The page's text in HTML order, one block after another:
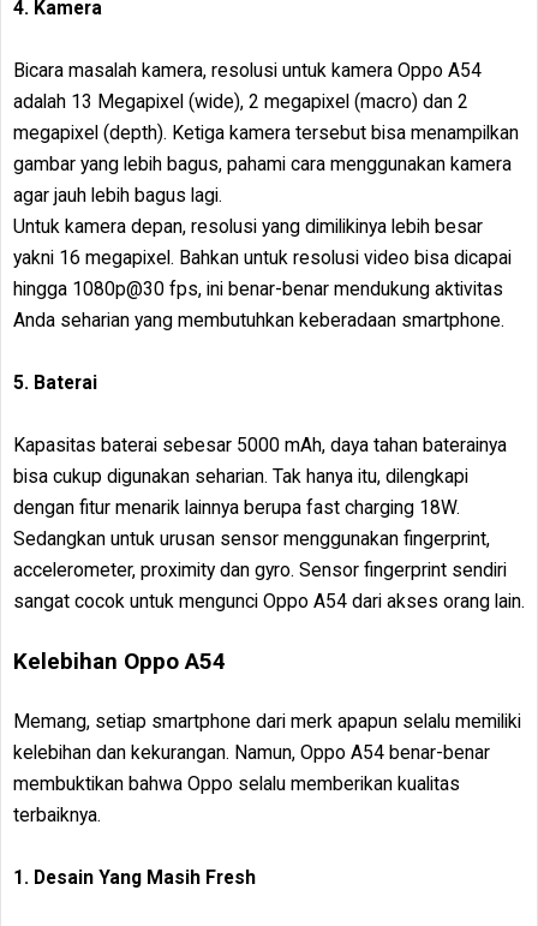
4. Kamera
Bicara masalah kamera, resolusi untuk kamera Oppo A54
adalah 13 Megapixel (wide), 2 megapixel (macro) dan 2
megapixel (depth). Ketiga kamera tersebut bisa menampilkan
gambar yang lebih bagus, pahami cara menggunakan kamera
agar jauh lebih bagus lagi.
Untuk kamera depan, resolusi yang dimilikinya lebih besar
yakni 16 megapixel. Bahkan untuk resolusi video bisa dicapai
hingga 1080p@30 fps, ini benar-benar mendukung aktivitas
Anda seharian yang membutuhkan keberadaan smartphone.
5. Baterai
Kapasitas baterai sebesar 5000 mAh, daya tahan baterainya
bisa cukup digunakan seharian. Tak hanya itu, dilengkapi
dengan fitur menarik lainnya berupa fast charging 18W.
Sedangkan untuk urusan sensor menggunakan fingerprint,
accelerometer, proximity dan gyro. Sensor fingerprint sendiri
sangat cocok untuk mengunci Oppo A54 dari akses orang lain.
Kelebihan Oppo A54
Memang, setiap smartphone dari merk apapun selalu memiliki
kelebihan dan kekurangan. Namun, Oppo A54 benar-benar
membuktikan bahwa Oppo selalu memberikan kualitas
terbaiknya.
1. Desain Yang Masih Fresh